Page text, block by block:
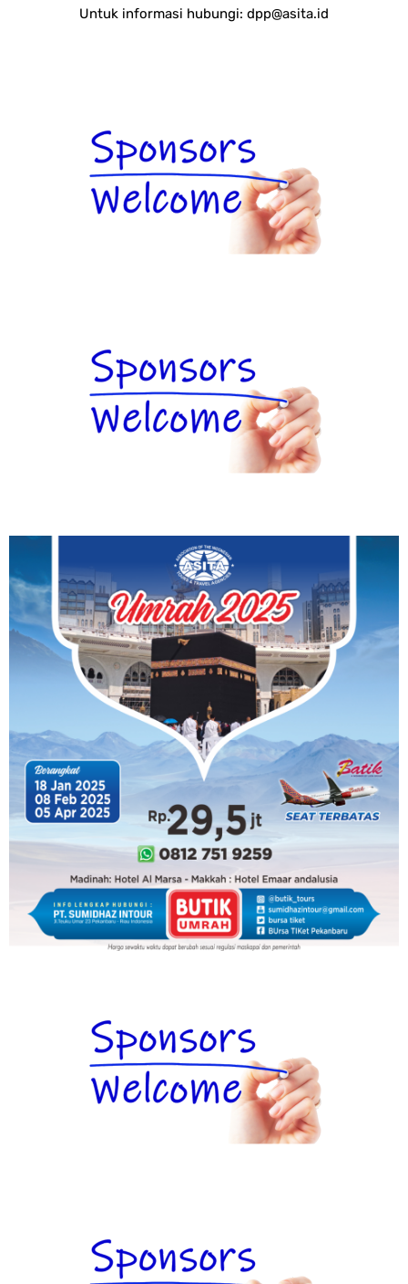
Untuk informasi hubungi: dpp@asita.id